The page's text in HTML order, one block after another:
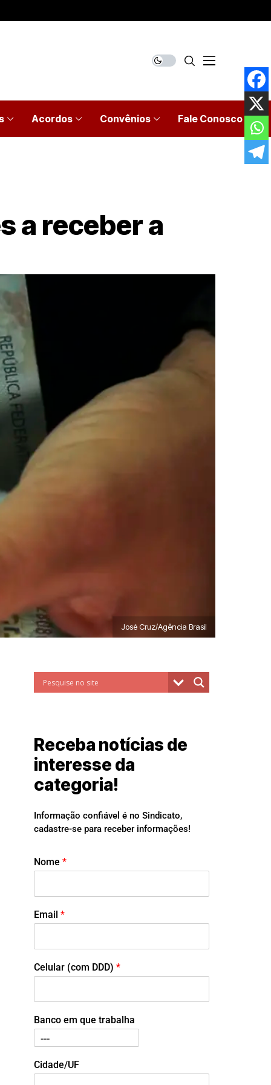
Acordos Convênios Fale Conosco
a receber a
José Cruz/Agência Brasil
Receba notícias de
interesse da
categoria!
Informação confiável é no Sindicato,
cadastre-se para receber informações!
Nome *
Email *
Celular (com DDD) *
Banco em que trabalha
Cidade/UF